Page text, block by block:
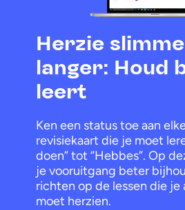
Herzie
langer: Houd
leert
Ken een status toe aan
revisiekaart die je moet
doen” tot “Hebbes”. Op
je vooruitgang beter
richten op de lessen die je
moet herzien.